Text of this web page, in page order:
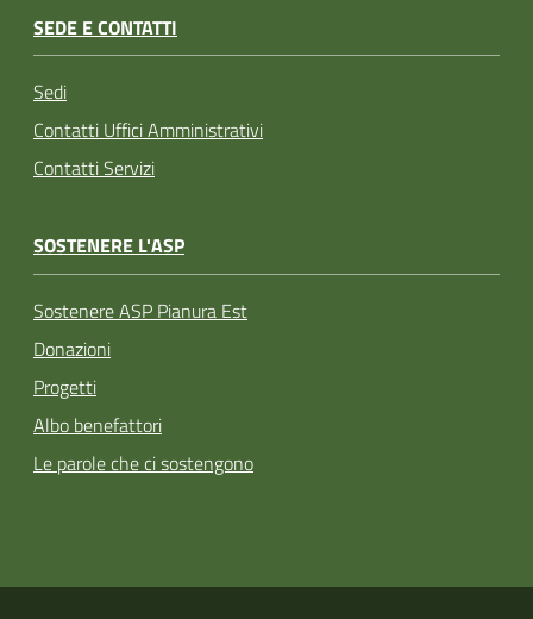
SEDE E CONTATTI
Sedi
Contatti Uffici Amministrativi
Contatti Servizi
SOSTENERE L'ASP
Sostenere ASP Pianura Est
Donazioni
Progetti
Albo benefattori
Le parole che ci sostengono